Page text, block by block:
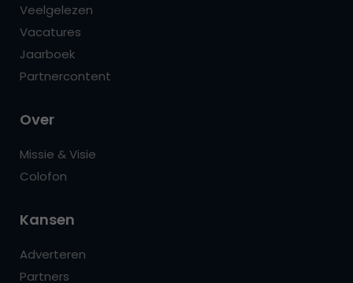
Veelgelezen
Vacatures
Jaarboek
Partnercontent
Over
Missie & Visie
Colofon
Kansen
Adverteren
Partners